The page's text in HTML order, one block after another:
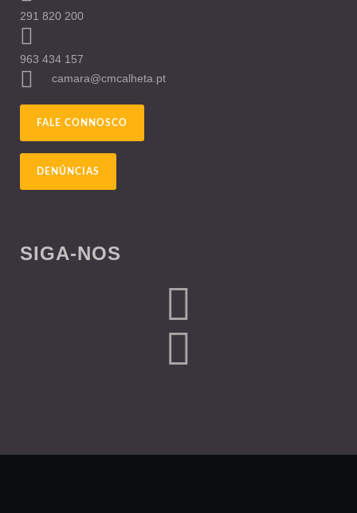
291 820 200
963 434 157
camara@cmcalheta.pt
FALE CONNOSCO
DENÚNCIAS
SIGA-NOS